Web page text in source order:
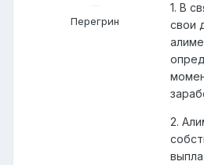
Перегрин
1. В
свои
2.